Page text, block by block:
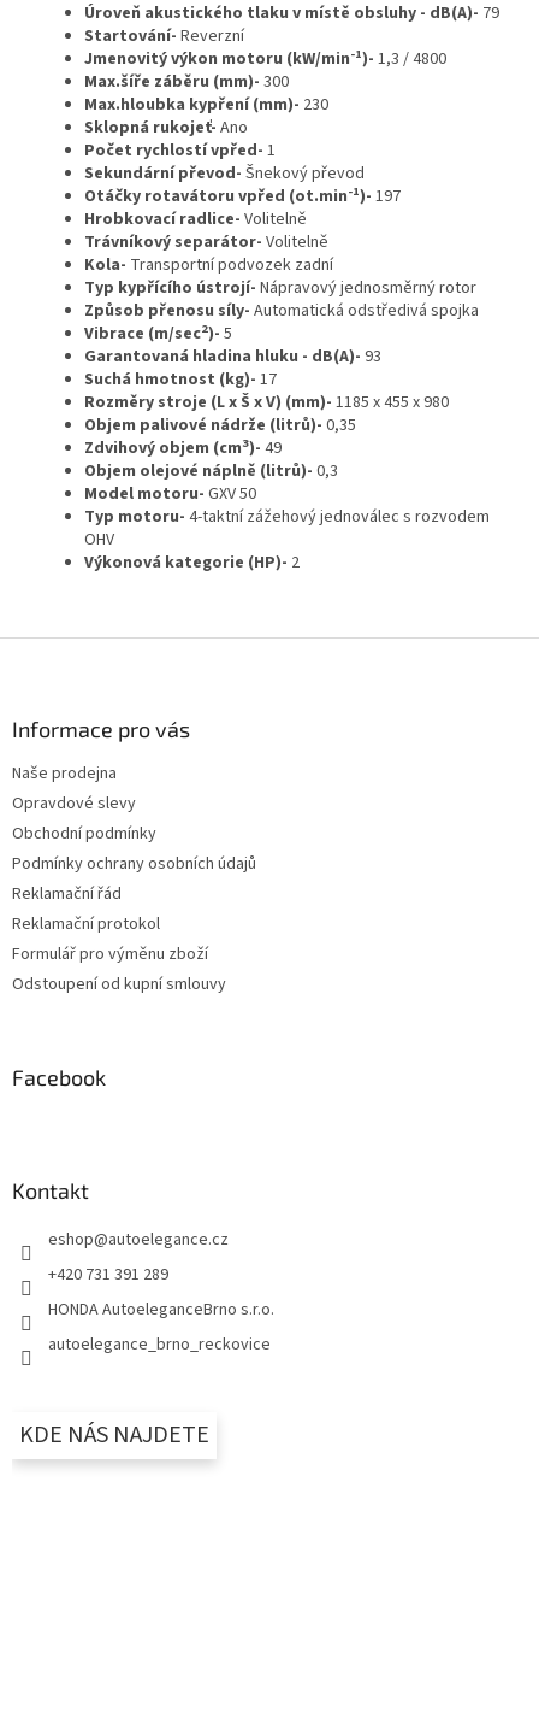
Úroveň akustického tlaku v místě obsluhy - dB(A)- 79
Startování- Reverzní
Jmenovitý výkon motoru (kW/min-1)- 1,3 / 4800
Max.šíře záběru (mm)- 300
Max.hloubka kypření (mm)- 230
Sklopná rukojeť- Ano
Počet rychlostí vpřed- 1
Sekundární převod- Šnekový převod
Otáčky rotavátoru vpřed (ot.min-1)- 197
Hrobkovací radlice- Volitelně
Trávníkový separátor- Volitelně
Kola- Transportní podvozek zadní
Typ kypřícího ústrojí- Nápravový jednosměrný rotor
Způsob přenosu síly- Automatická odstředivá spojka
Vibrace (m/sec2)- 5
Garantovaná hladina hluku - dB(A)- 93
Suchá hmotnost (kg)- 17
Rozměry stroje (L x Š x V) (mm)- 1185 x 455 x 980
Objem palivové nádrže (litrů)- 0,35
Zdvihový objem (cm3)- 49
Objem olejové náplně (litrů)- 0,3
Model motoru- GXV 50
Typ motoru- 4-taktní zážehový jednoválec s rozvodem
OHV
Výkonová kategorie (HP)- 2
Informace pro vás
Naše prodejna
Opravdové slevy
Obchodní podmínky
Podmínky ochrany osobních údajů
Reklamační řád
Reklamační protokol
Formulář pro výměnu zboží
Odstoupení od kupní smlouvy
Facebook
Kontakt
eshop@autoelegance.cz
+420 731 391 289
HONDA AutoeleganceBrno s.r.o.
autoelegance_brno_reckovice
KDE NÁS NAJDETE